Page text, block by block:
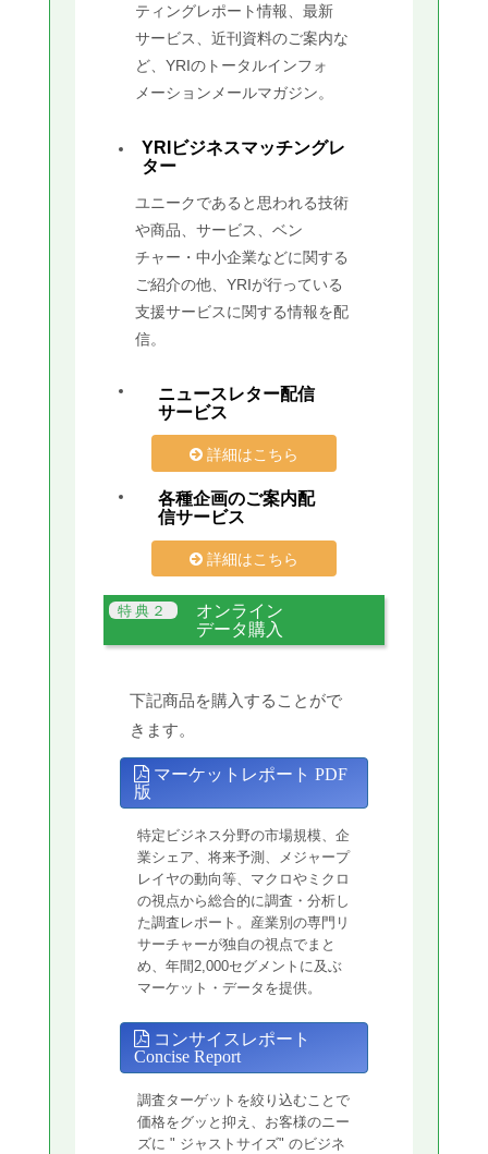
ティングレポート情報、最新
サービス、近刊資料のご案内な
ど、YRIのトータルインフォ
メーションメールマガジン。
YRIビジネスマッチングレ
ター
ユニークであると思われる技術
や商品、サービス、ベン
チャー・中小企業などに関する
ご紹介の他、YRIが行っている
支援サービスに関する情報を配
信。
ニュースレター配信
サービス
詳細はこちら
各種企画のご案内配
信サービス
詳細はこちら
オンライン
データ購入
下記商品を購入することがで
きます。
マーケットレポート PDF
版
特定ビジネス分野の市場規模、企
業シェア、将来予測、メジャープ
レイヤの動向等、マクロやミクロ
の視点から総合的に調査・分析し
た調査レポート。産業別の専門リ
サーチャーが独自の視点でまと
め、年間2,000セグメントに及ぶ
マーケット・データを提供。
コンサイスレポート
Concise Report
調査ターゲットを絞り込むことで
価格をグッと抑え、お客様のニー
ズに " ジャストサイズ" のビジネ